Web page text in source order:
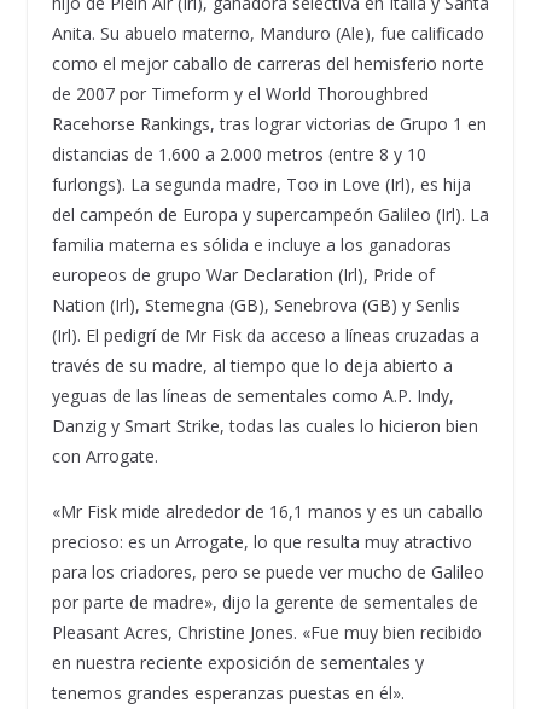
Anita. Su abuelo materno, Manduro (Ale), fue calificado
como el mejor caballo de carreras del hemisferio norte
de 2007 por Timeform y el World Thoroughbred
Racehorse Rankings, tras lograr victorias de Grupo 1 en
distancias de 1.600 a 2.000 metros (entre 8 y 10
furlongs). La segunda madre, Too in Love (Irl), es hija
del campeón de Europa y supercampeón Galileo (Irl). La
familia materna es sólida e incluye a los ganadoras
europeos de grupo War Declaration (Irl), Pride of
Nation (Irl), Stemegna (GB), Senebrova (GB) y Senlis
(Irl). El pedigrí de Mr Fisk da acceso a líneas cruzadas a
través de su madre, al tiempo que lo deja abierto a
yeguas de las líneas de sementales como A.P. Indy,
Danzig y Smart Strike, todas las cuales lo hicieron bien
con Arrogate.
«Mr Fisk mide alrededor de 16,1 manos y es un caballo
precioso: es un Arrogate, lo que resulta muy atractivo
para los criadores, pero se puede ver mucho de Galileo
por parte de madre», dijo la gerente de sementales de
Pleasant Acres, Christine Jones. «Fue muy bien recibido
en nuestra reciente exposición de sementales y
tenemos grandes esperanzas puestas en él».